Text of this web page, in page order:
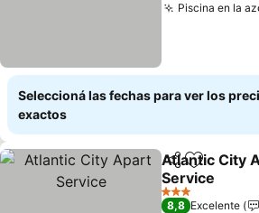
Piscina en la
Seleccioná las fechas para ver los
exactos
Compartir
Añadir a
Atlantic City
Service
Ver precios
3 Estrellas
8,8 Excelente